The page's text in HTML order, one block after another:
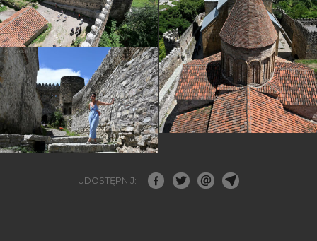
UDOSTĘPNIJ: